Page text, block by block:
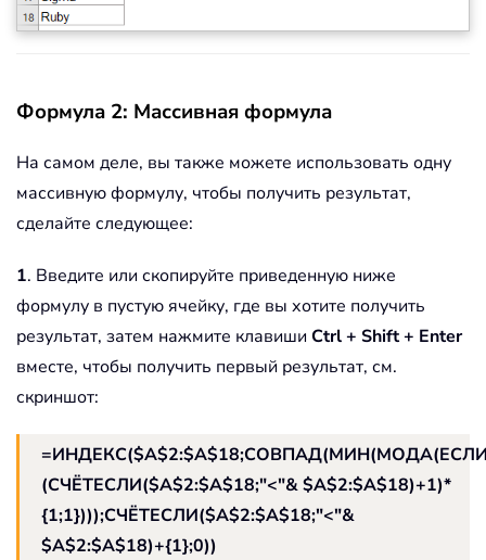
Формула 2: Массивная формула
На самом деле, вы также можете использовать одну
массивную формулу, чтобы получить результат,
сделайте следующее:
1. Введите или скопируйте приведенную ниже
формулу в пустую ячейку, где вы хотите получить
результат, затем нажмите клавиши Ctrl + Shift + Enter
вместе, чтобы получить первый результат, см.
скриншот:
(СЧЁТЕСЛИ($A$2:$A$18;"<"& $A$2:$A$18)+1)*
{1;1})));СЧЁТЕСЛИ($A$2:$A$18;"<"&
$A$2:$A$18)+{1};0))